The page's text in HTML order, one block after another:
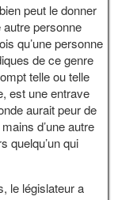
peut le donner
personne
qu’une personne
de ce genre
telle ou telle
est une entrave
aurait peur de
d’une autre
quelqu’un qui
le législateur a